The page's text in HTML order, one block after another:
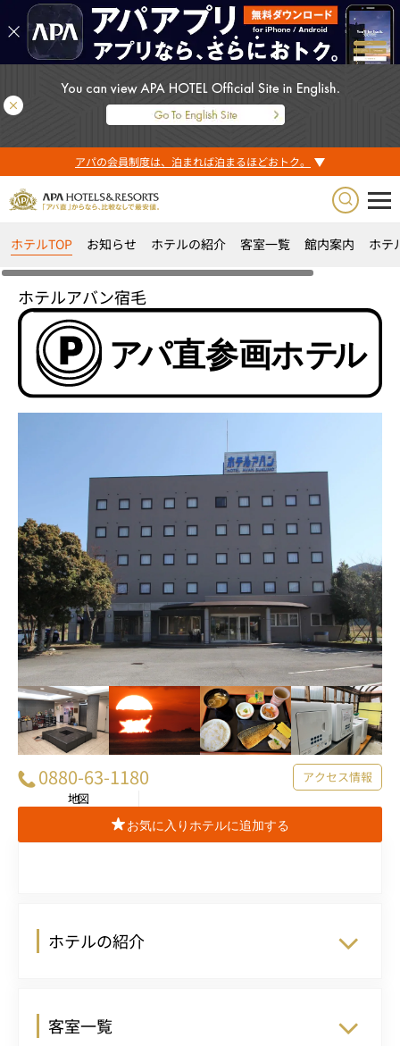
アパの会員制度は、泊まれば泊まるほどおトク。
ホテルTOP お知らせ ホテルの紹介 客室一覧 館内案内 ホテ
ホテルアバン宿毛
0880-63-1180
アクセス情報
地図
お気に入りホテルに追加する
ホテルの紹介
客室一覧